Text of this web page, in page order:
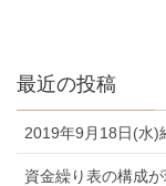
最近の投稿
2019年9月18日(水)
資金繰り表の構成